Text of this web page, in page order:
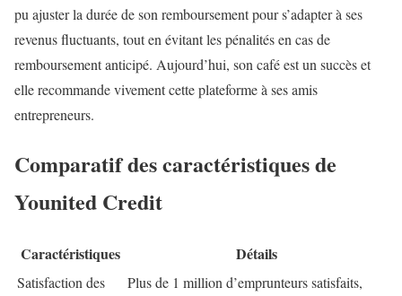
pu ajuster la durée de son remboursement pour s’adapter à ses
revenus fluctuants, tout en évitant les pénalités en cas de
remboursement anticipé. Aujourd’hui, son café est un succès et
elle recommande vivement cette plateforme à ses amis
entrepreneurs.
Comparatif des caractéristiques de
Younited Credit
Caractéristiques Détails
Satisfaction des
Plus de 1 million d’emprunteurs satisfaits,